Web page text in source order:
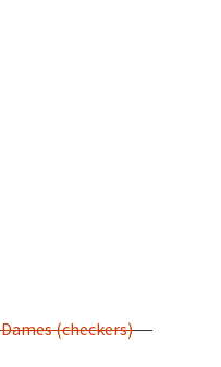
Dames (checkers)